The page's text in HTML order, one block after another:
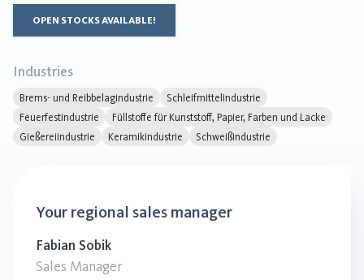
OPEN STOCKS AVAILABLE!
Industries
Brems- und Reibbelagindustrie
Schleifmittelindustrie
Feuerfestindustrie
Füllstoffe für Kunststoff, Papier, Farben und Lacke
Gießereiindustrie
Keramikindustrie Schweißindustrie
Your regional sales manager
Fabian Sobik
Sales Manager